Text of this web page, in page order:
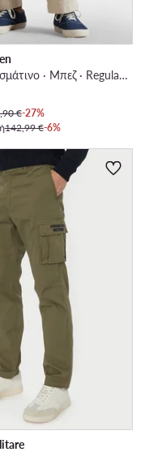
Παντελόνι υφασμάτινο · Μπεζ · Regular Fit
€-27%
142,99 €-6%